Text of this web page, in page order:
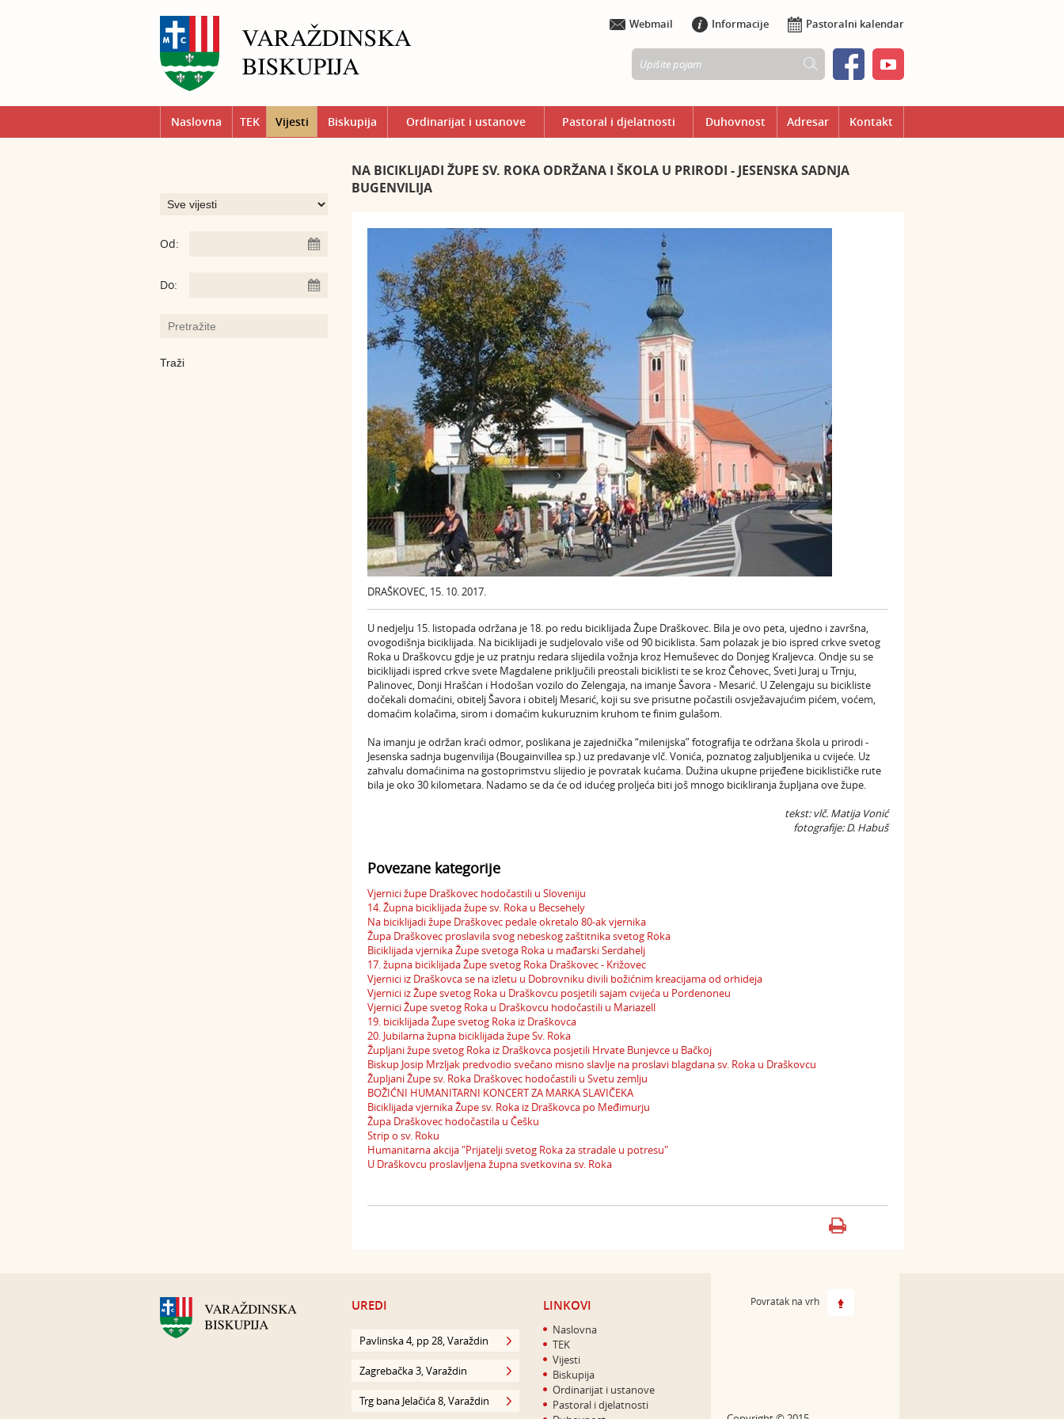
Webmail Informacije Pastoralni kalendar
Naslovna TEK Vijesti Biskupija Ordinarijat i ustanove Pastoral i djelatnosti Duhovnost Adresar Kontakt
Od:
Do:
NA BICIKLIJADI ŽUPE SV. ROKA ODRŽANA I ŠKOLA U PRIRODI - JESENSKA SADNJA
BUGENVILIJA
DRAŠKOVEC, 15. 10. 2017.
U nedjelju 15. listopada održana je 18. po redu biciklijada Župe Draškovec. Bila je ovo peta, ujedno i završna,
ovogodišnja biciklijada. Na biciklijadi je sudjelovalo više od 90 biciklista. Sam polazak je bio ispred crkve svetog
Roka u Draškovcu gdje je uz pratnju redara slijedila vožnja kroz Hemuševec do Donjeg Kraljevca. Ondje su se
biciklijadi ispred crkve svete Magdalene priključili preostali biciklisti te se kroz Čehovec, Sveti Juraj u Trnju,
Palinovec, Donji Hrašćan i Hodošan vozilo do Zelengaja, na imanje Šavora - Mesarić. U Zelengaju su bicikliste
dočekali domaćini, obitelj Šavora i obitelj Mesarić, koji su sve prisutne počastili osvježavajućim pićem, voćem,
domaćim kolačima, sirom i domaćim kukuruznim kruhom te finim gulašom.
Na imanju je održan kraći odmor, poslikana je zajednička “milenijska” fotografija te održana škola u prirodi -
Jesenska sadnja bugenvilija (Bougainvillea sp.) uz predavanje vlč. Vonića, poznatog zaljubljenika u cvijeće. Uz
zahvalu domaćinima na gostoprimstvu slijedio je povratak kućama. Dužina ukupne prijeđene biciklističke rute
bila je oko 30 kilometara. Nadamo se da će od idućeg proljeća biti još mnogo bicikliranja župljana ove župe.
tekst: vlč. Matija Vonić
fotografije: D. Habuš
Povezane kategorije
Vjernici župe Draškovec hodočastili u Sloveniju
14. Župna biciklijada župe sv. Roka u Becsehely
Na biciklijadi župe Draškovec pedale okretalo 80-ak vjernika
Župa Draškovec proslavila svog nebeskog zaštitnika svetog Roka
Biciklijada vjernika Župe svetoga Roka u mađarski Serdahelj
17. župna biciklijada Župe svetog Roka Draškovec - Križovec
Vjernici iz Draškovca se na izletu u Dobrovniku divili božićnim kreacijama od orhideja
Vjernici iz Župe svetog Roka u Draškovcu posjetili sajam cvijeća u Pordenoneu
Vjernici Župe svetog Roka u Draškovcu hodočastili u Mariazell
19. biciklijada Župe svetog Roka iz Draškovca
20. Jubilarna župna biciklijada župe Sv. Roka
Župljani župe svetog Roka iz Draškovca posjetili Hrvate Bunjevce u Bačkoj
Biskup Josip Mrzljak predvodio svečano misno slavlje na proslavi blagdana sv. Roka u Draškovcu
Župljani Župe sv. Roka Draškovec hodočastili u Svetu zemlju
BOŽIĆNI HUMANITARNI KONCERT ZA MARKA SLAVIČEKA
Biciklijada vjernika Župe sv. Roka iz Draškovca po Međimurju
Župa Draškovec hodočastila u Češku
Strip o sv. Roku
Humanitarna akcija "Prijatelji svetog Roka za stradale u potresu"
U Draškovcu proslavljena župna svetkovina sv. Roka
UREDI
Pavlinska 4, pp 28, Varaždin
Zagrebačka 3, Varaždin
Trg bana Jelačića 8, Varaždin
LINKOVI
Naslovna
TEK
Vijesti
Biskupija
Ordinarijat i ustanove
Pastoral i djelatnosti
Povratak na vrh